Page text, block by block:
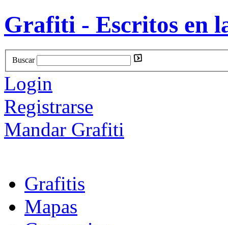
Grafiti - Escritos en
Buscar
Login
Registrarse
Mandar Grafiti
Grafitis
Mapas